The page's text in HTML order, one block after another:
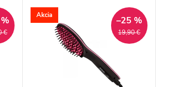
€
Akcia
19,90 €
–25 %